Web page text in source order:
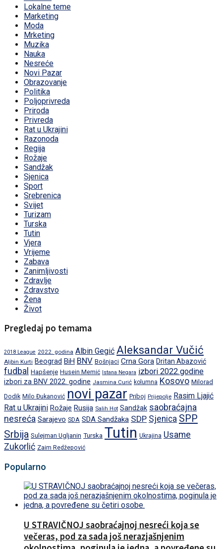
Lokalne teme
Marketing
Moda
Mrketing
Muzika
Nauka
Nesreće
Novi Pazar
Obrazovanje
Politika
Poljoprivreda
Priroda
Privreda
Rat u Ukrajini
Razonoda
Regija
Rožaje
Sandžak
Sjenica
Sport
Srebrenica
Svijet
Turizam
Turska
Tutin
Vjera
Vrijeme
Zabava
Zanimljivosti
Zdravlje
Zdravstvo
Žena
Život
Pregledaj po temama
2018 League 2022. godina Albin Gegić Aleksandar Vučić
Aljbin Kurti Beograd BiH BNV Bošnjaci Crna Gora Dritan Abazović
fudbal Hapšenje Husein Memić Istana Negara izbori 2022.godine
izbori za BNV 2022. godine Jasmina Curić kolumna Kosovo Milorad
Dodik Milo Đukanović novi pazar Priboj Prijepolje Rasim Ljajić
Rat u Ukrajini Rožaje Rusija Salih Hot Sandžak saobraćajna
nesreća Sarajevo SDA SDA Sandžaka SDP Sjenica SPP
Srbija Sulejman Ugljanin Turska Tutin Ukrajina Usame
Zukorlić Zaim Redžepović
Popularno
U STRAVIČNOJ saobraćajnoj nesreći koja se
večeras, pod za sada još nerazjašnjenim